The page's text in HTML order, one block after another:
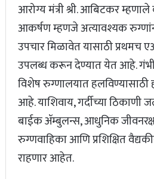
आरोग्य मंत्री श्री. आबिटकर
आकर्षण म्हणजे अत्यावश्यक
उपचार मिळावेत यासाठी प्रथमच
उपलब्ध करून देण्यात येत आहे.
विशेष रुग्णालयात हलविण्यासाठी
आहे. याशिवाय, गर्दीच्या ठिकाणी
बाईक ॲम्बुलन्स, आधुनिक
रुग्णवाहिका आणि प्रशिक्षित
राहणार आहेत.